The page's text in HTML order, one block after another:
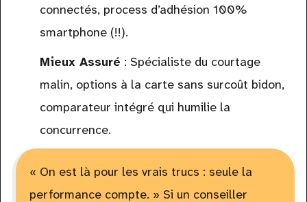
connectés, process d’adhésion 100%
smartphone (!!).
Mieux Assuré : Spécialiste du courtage
malin, options à la carte sans surcoût bidon,
comparateur intégré qui humilie la
concurrence.
« On est là pour les vrais trucs : seule la
performance compte. » Si un conseiller